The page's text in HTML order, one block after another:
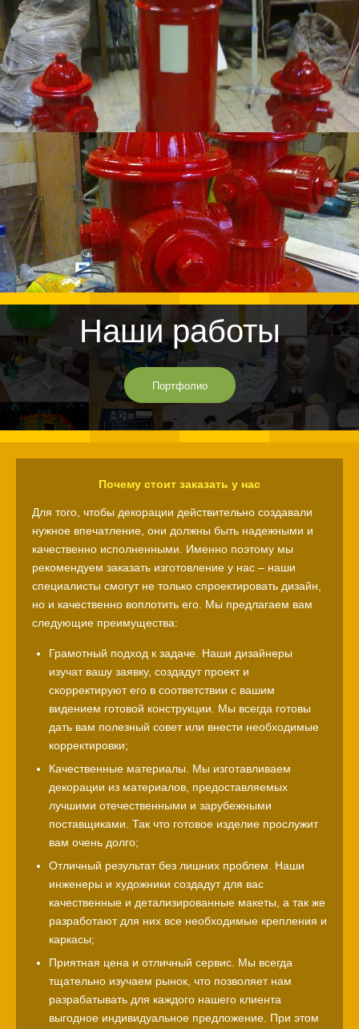
Наши работы
Портфолио
Почему стоит заказать у нас
Для того, чтобы декорации действительно создавали
нужное впечатление, они должны быть надежными и
качественно исполненными. Именно поэтому мы
рекомендуем заказать изготовление у нас – наши
специалисты смогут не только спроектировать дизайн,
но и качественно воплотить его. Мы предлагаем вам
следующие преимущества:
Грамотный подход к задаче. Наши дизайнеры
изучат вашу заявку, создадут проект и
скорректируют его в соответствии с вашим
видением готовой конструкции. Мы всегда готовы
дать вам полезный совет или внести необходимые
корректировки;
Качественные материалы. Мы изготавливаем
декорации из материалов, предоставляемых
лучшими отечественными и зарубежными
поставщиками. Так что готовое изделие прослужит
вам очень долго;
Отличный результат без лишних проблем. Наши
инженеры и художники создадут для вас
качественные и детализированные макеты, а так же
разработают для них все необходимые крепления и
каркасы;
Приятная цена и отличный сервис. Мы всегда
тщательно изучаем рынок, что позволяет нам
разрабатывать для каждого нашего клиента
выгодное индивидуальное предложение. При этом